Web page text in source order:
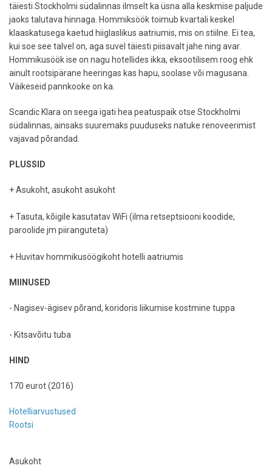
täiesti Stockholmi südalinnas ilmselt ka üsna alla keskmise paljude
jaoks talutava hinnaga. Hommiksöök toimub kvartali keskel
klaaskatusega kaetud hiiglaslikus aatriumis, mis on stiilne. Ei tea,
kui soe see talvel on, aga suvel täiesti piisavalt jahe ning avar.
Hommikusöök ise on nagu hotellides ikka, eksootilisem roog ehk
ainult rootsipärane heeringas kas hapu, soolase või magusana.
Väikeseid pannkooke on ka.
Scandic Klara on seega igati hea peatuspaik otse Stockholmi
südalinnas, ainsaks suuremaks puuduseks natuke renoveerimist
vajavad põrandad.
PLUSSID
+ Asukoht, asukoht asukoht
+ Tasuta, kõigile kasutatav WiFi (ilma retseptsiooni koodide,
paroolide jm piiranguteta)
+ Huvitav hommikusöögikoht hotelli aatriumis
MIINUSED
- Nagisev-ägisev põrand, koridoris liikumise kostmine tuppa
- Kitsavõitu tuba
HIND
170 eurot (2016)
Hotelliarvustused
Rootsi
Asukoht